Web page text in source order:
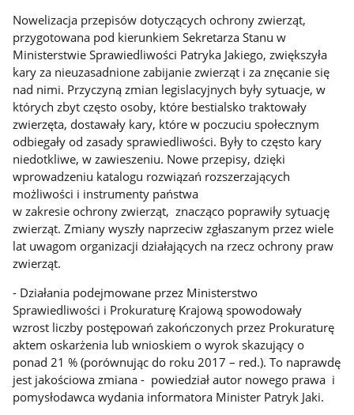
Nowelizacja przepisów dotyczących ochrony zwierząt,
przygotowana pod kierunkiem Sekretarza Stanu w
Ministerstwie Sprawiedliwości Patryka Jakiego, zwiększyła
kary za nieuzasadnione zabijanie zwierząt i za znęcanie się
nad nimi. Przyczyną zmian legislacyjnych były sytuacje, w
których zbyt często osoby, które bestialsko traktowały
zwierzęta, dostawały kary, które w poczuciu społecznym
odbiegały od zasady sprawiedliwości. Były to często kary
niedotkliwe, w zawieszeniu. Nowe przepisy, dzięki
wprowadzeniu katalogu rozwiązań rozszerzających
możliwości i instrumenty państwa
w zakresie ochrony zwierząt, znacząco poprawiły sytuację
zwierząt. Zmiany wyszły naprzeciw zgłaszanym przez wiele
lat uwagom organizacji działających na rzecz ochrony praw
zwierząt.
- Działania podejmowane przez Ministerstwo
Sprawiedliwości i Prokuraturę Krajową spowodowały
wzrost liczby postępowań zakończonych przez Prokuraturę
aktem oskarżenia lub wnioskiem o wyrok skazujący o
ponad 21 % (porównując do roku 2017 – red.). To naprawdę
jest jakościowa zmiana - powiedział autor nowego prawa i
pomysłodawca wydania informatora Minister Patryk Jaki.